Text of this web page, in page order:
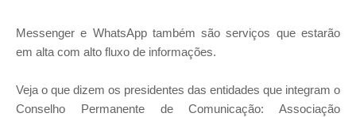
Messenger e WhatsApp também são serviços que estarão
em alta com alto fluxo de informações.
Veja o que dizem os presidentes das entidades que integram o
Conselho Permanente de Comunicação: Associação